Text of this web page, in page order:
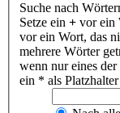
Suche nach
Setze ein + vor ein
vor ein Wort, das
mehrere Wörter
wenn nur eines
ein * als